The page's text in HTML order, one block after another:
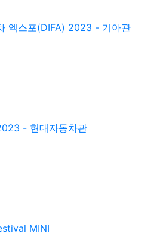
엑스포(DIFA) 2023 - 기아관
- 현대자동차관
MINI